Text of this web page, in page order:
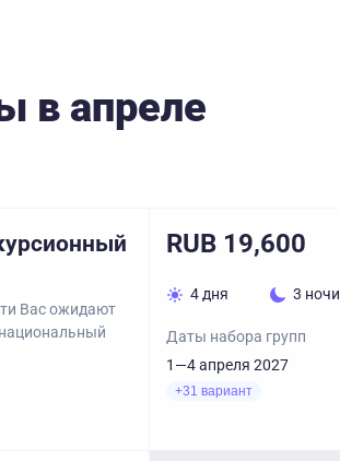
в апреле
Вас ожидают
RUB 19,600
4 дня 3 ночи
Даты набора групп
1—4 апреля 2027
+31 вариант